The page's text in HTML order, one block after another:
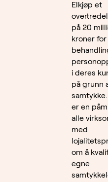
Elkjøp et
på 20
kroner
i deres
på grunn
er en
alle
med
om å
egne